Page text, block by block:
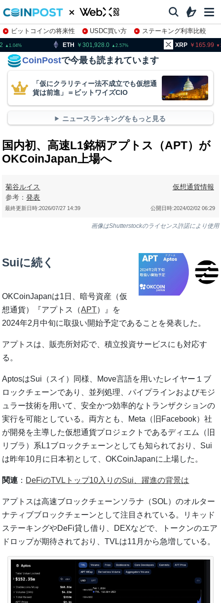
ビットコインの将来性 USDC買い方
ステーキング利率比較
株特集・関連銘柄
301,928.0 2.57 XRP 165.99
CoinPostで今最も読まれています
「仮にクラリティー法不成立でも仮想通
貨は前進」＝ビットワイズCIO
ニュースランキングをもっと見る
国内初、高速L1銘柄アプトス（APT）が
OKCoinJapan上場へ
菊谷ルイス
参考：発表
仮想通貨情報
公開日時:2024/02/02 06:29
最終更新日時:2026/07/27 14:39
画像はShutterstockのライセンス許諾により使用
Suiに続く
OKCoinJapanは1日、暗号資産（仮
想通貨）『アプトス（APT）』を
2024年2月中旬に取扱い開始予定であることを発表した。
アプトスは、販売所対応で、積立投資サービスにも対応す
る。
AptosはSui（スイ）同様、Move言語を用いたレイヤー１ブ
ロックチェーンであり、並列処理、パイプラインおよびモジ
ュラー技術を用いて、安全かつ効率的なトランザクションの
実行を可能としている。両方とも、Meta（旧Facebook）社
が開発を主導した仮想通貨プロジェクトであるディエム（旧
リブラ）系L1ブロックチェーンとしても知られており、Sui
は昨年10月に日本初として、OKCoinJapanに上場した。
関連 ： DeFiのTVLトップ10入りのSui、躍進の背景は
アプトスは高速ブロックチェーンソラナ（SOL）のオルター
ナティブブロックチェーンとして注目されている。リキッド
ステーキングやDeFi貸し借り、DEXなどで、トークンのエア
ドロップが期待されており、TVLは11月から急増している。